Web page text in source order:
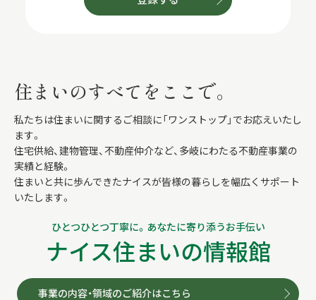
ひとつひとつ丁寧に。あなたに寄り添うお手伝い
ナイス住まいの情報館
事業の内容・領域のご紹介はこちら
住まいのすべてをここで。
私たちは住まいに関するご相談に「ワンストップ」でお応えいたし
ます。
住宅供給、建物管理、不動産仲介など、多岐にわたる不動産事業の
実績と経験。
住まいと共に歩んできたナイスが皆様の暮らしを幅広くサポート
いたします。